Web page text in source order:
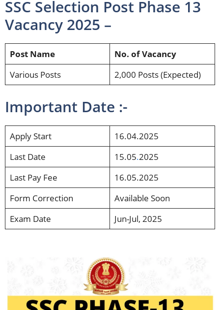
SSC Selection Post Phase 13
Vacancy 2025 –
Post Name
No. of Vacancy
Various Posts
2,000 Posts (Expected)
Important Date :-
Apply Start
16.04.2025
Last Date
15.05.2025
Last Pay Fee
16.05.2025
Form Correction
Available Soon
Exam Date
Jun-Jul, 2025